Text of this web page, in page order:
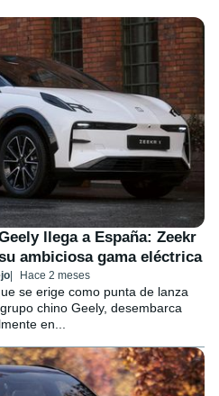
llega a España: Zeekr
ambiciosa gama eléctrica
Hace 2 meses
se erige como punta de lanza
chino Geely, desembarca
en...